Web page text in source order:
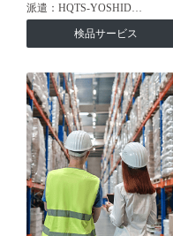
派遣：HQTS-YOSHID…
検品サービス